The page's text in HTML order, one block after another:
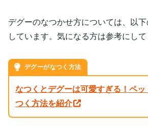
デグーのなつかせ方については、以
しています。気になる方は参考にして
デグーがなつく方法
なつくとデグーは可愛すぎる！ペ
つく方法を紹介